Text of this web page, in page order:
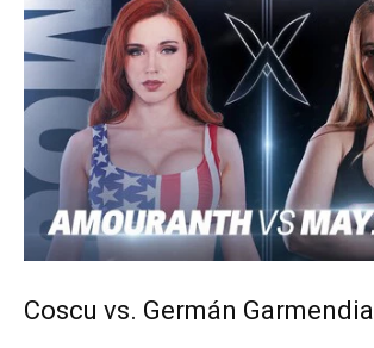
Coscu vs. Germán Garmendia